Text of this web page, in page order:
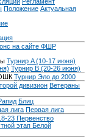
Положение Актуальная
на сайте ФШР
Турнир A (10-17 июня)
Турнир B (20-26 июня)
Турнир Эло до 2000
дивизион Ветераны
Блиц
лига Первая лига
23 Первенство
этап Белой